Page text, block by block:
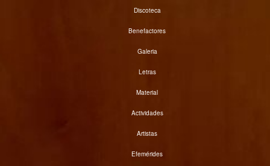
Discoteca
Benefactores
Galeria
Letras
Material
Actividades
Artistas
Efemérides